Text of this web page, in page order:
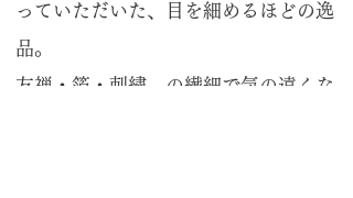
っていただいた、目を細めるほどの逸
品。
友禅・箔・刺繍、の繊細で気の遠くな